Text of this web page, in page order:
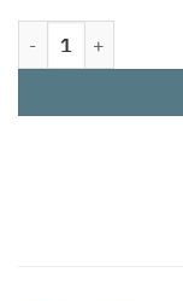
Количество